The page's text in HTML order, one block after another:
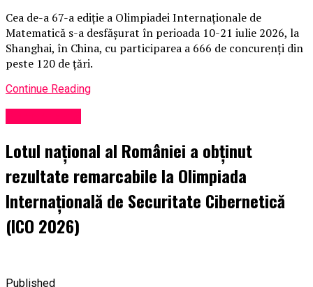
Cea de-a 67-a ediție a Olimpiadei Internaționale de
Matematică s-a desfășurat în perioada 10-21 iulie 2026, la
Shanghai, în China, cu participarea a 666 de concurenți din
peste 120 de țări.
Continue Reading
Lotul național al României a obținut
rezultate remarcabile la Olimpiada
Internațională de Securitate Cibernetică
(ICO 2026)
Published